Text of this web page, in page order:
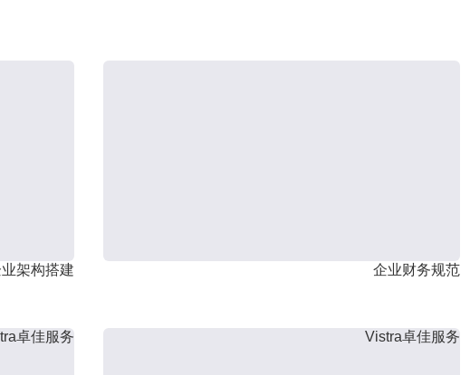
架构搭建 企业财务规范
卓佳服务 Vistra卓佳服务